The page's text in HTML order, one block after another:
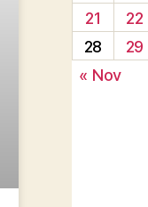
21
22
28
29
« Nov